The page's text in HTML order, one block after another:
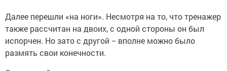
Далее перешли «на ноги». Несмотря на то, что тренажер
также рассчитан на двоих, с одной стороны он был
испорчен. Но зато с другой − вполне можно было
размять свои конечности.